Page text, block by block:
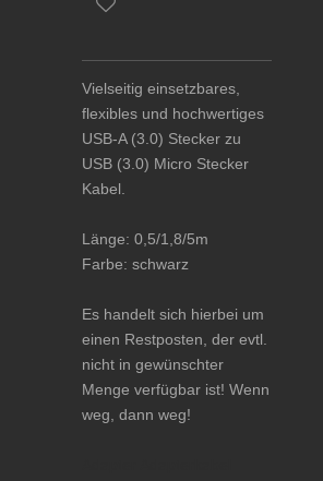
Vielseitig einsetzbares,
flexibles und hochwertiges
USB-A (3.0) Stecker zu
USB (3.0) Micro Stecker
Kabel.
Länge: 0,5/1,8/5m
Farbe: schwarz
Es handelt sich hierbei um
einen Restposten, der evtl.
nicht in gewünschter
Menge verfügbar ist! Wenn
weg, dann weg!